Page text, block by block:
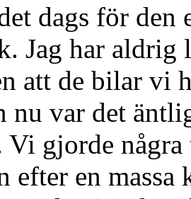
dags för
Jag har
att de bilar vi
nu var det
gjorde
efter en